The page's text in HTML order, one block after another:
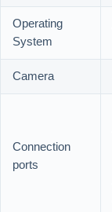
Operating
System
Camera
Connection
ports